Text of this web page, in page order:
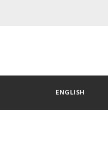
ENGLISH